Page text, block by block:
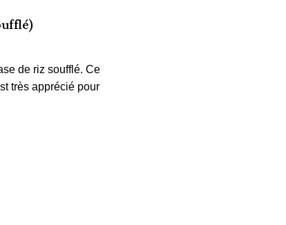
de riz soufflé. Ce
très apprécié pour